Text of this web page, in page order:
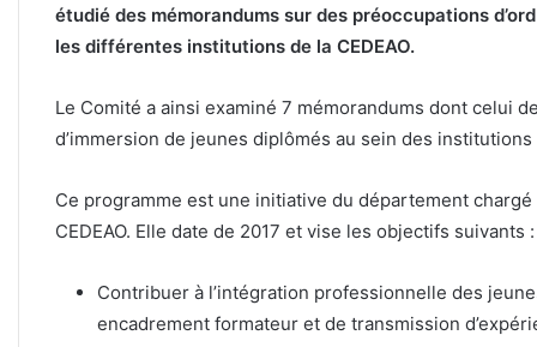
étudié des mémorandums sur des préoccupations
les différentes institutions de la CEDEAO.
Le Comité a ainsi examiné 7 mémorandums dont celui
d’immersion de jeunes diplômés au sein des institutions
Ce programme est une initiative du département chargé
CEDEAO. Elle date de 2017 et vise les objectifs suivants :
Contribuer à l’intégration professionnelle des
encadrement formateur et de transmission